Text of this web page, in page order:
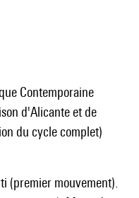
d'Alicante et de
du cycle complet)